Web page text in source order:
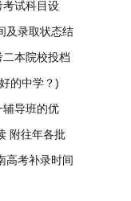
考试科目设
及录取状态结
本院校投档
的中学？)
辅导班的优
附往年各批
高考补录时间